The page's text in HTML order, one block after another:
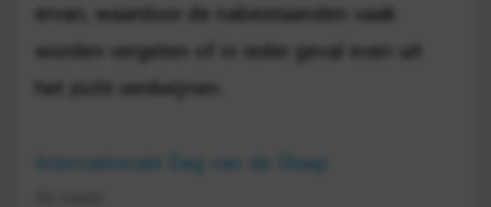
ervan, waardoor de nabestaanden vaak
worden vergeten of in ieder geval even uit
het zicht verdwijnen.
Internationale Dag van de Slaap